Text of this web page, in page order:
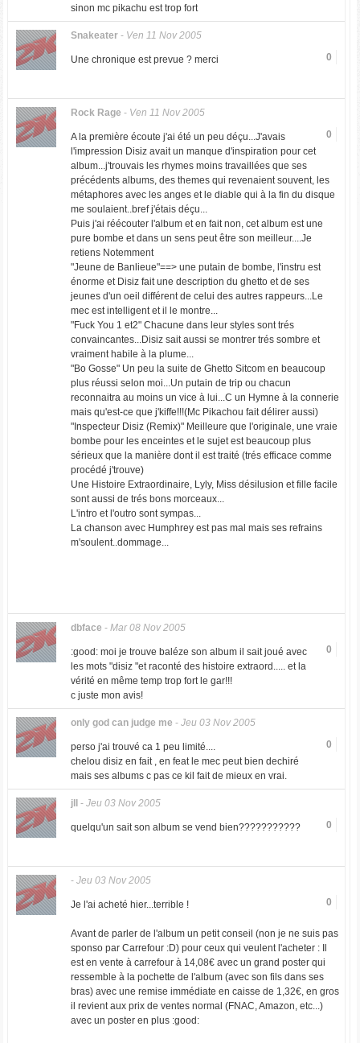
sinon mc pikachu est trop fort
Snakeater- Ven 11 Nov 2005
0
Une chronique est prevue ? merci
Rock Rage - Ven 11 Nov 2005
0
A la première écoute j'ai été un peu déçu...J'avais
l'impression Disiz avait un manque d'inspiration pour cet
album...j'trouvais les rhymes moins travaillées que ses
précédents albums, des themes qui revenaient souvent, les
métaphores avec les anges et le diable qui à la fin du disque
me soulaient..bref j'étais déçu...
Puis j'ai réécouter l'album et en fait non, cet album est une
pure bombe et dans un sens peut être son meilleur....Je
retiens Notemment
"Jeune de Banlieue"==> une putain de bombe, l'instru est
énorme et Disiz fait une description du ghetto et de ses
jeunes d'un oeil différent de celui des autres rappeurs...Le
mec est intelligent et il le montre...
"Fuck You 1 et2" Chacune dans leur styles sont trés
convaincantes...Disiz sait aussi se montrer trés sombre et
vraiment habile à la plume...
"Bo Gosse" Un peu la suite de Ghetto Sitcom en beaucoup
plus réussi selon moi...Un putain de trip ou chacun
reconnaitra au moins un vice à lui...C un Hymne à la connerie
mais qu'est-ce que j'kiffe!!!(Mc Pikachou fait délirer aussi)
"Inspecteur Disiz (Remix)" Meilleure que l'originale, une vraie
bombe pour les enceintes et le sujet est beaucoup plus
sérieux que la manière dont il est traité (trés efficace comme
procédé j'trouve)
Une Histoire Extraordinaire, Lyly, Miss désilusion et fille facile
sont aussi de trés bons morceaux...
L'intro et l'outro sont sympas...
La chanson avec Humphrey est pas mal mais ses refrains
m'soulent..dommage...
dbface - Mar 08 Nov 2005
0
:good: moi je trouve baléze son album il sait joué avec
les mots "disiz "et raconté des histoire extraord..... et la
vérité en même temp trop fort le gar!!!
c juste mon avis!
only god can judge me - Jeu 03 Nov 2005
0
perso j'ai trouvé ca 1 peu limité....
chelou disiz en fait , en feat le mec peut bien dechiré
mais ses albums c pas ce kil fait de mieux en vrai.
jll - Jeu 03 Nov 2005
0
quelqu'un sait son album se vend bien???????????
- Jeu 03 Nov 2005
0
Je l'ai acheté hier...terrible !
Avant de parler de l'album un petit conseil (non je ne suis pas
sponso par Carrefour :D) pour ceux qui veulent l'acheter : Il
est en vente à carrefour à 14,08€ avec un grand poster qui
ressemble à la pochette de l'album (avec son fils dans ses
bras) avec une remise immédiate en caisse de 1,32€, en gros
il revient aux prix de ventes normal (FNAC, Amazon, etc...)
avec un poster en plus :good: